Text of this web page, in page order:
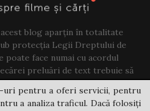
blog aparțin în totalitate
protecția Legii Dreptului de
poate face numai cu acordul
preluări de text trebuie să
către acest blog.
jovi@filme-carti.ro
uri pentru a oferi servicii, pentru
a analiza traficul. Dacă folosiți